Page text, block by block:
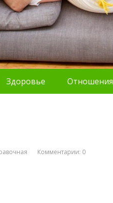
Здоровье Отношения
Комментарии: 0